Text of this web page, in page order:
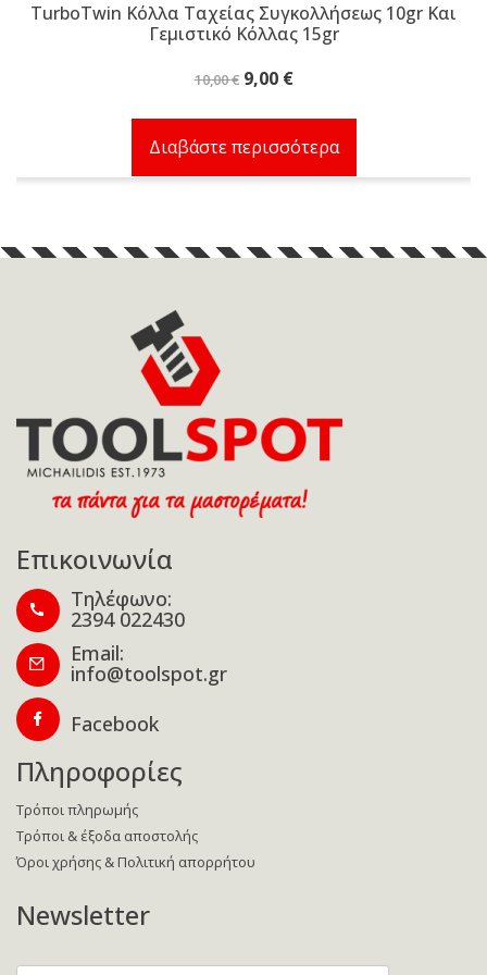
TurboTwin Κόλλα Ταχείας Συγκολλήσεως 10gr Και
Γεμιστικό Κόλλας 15gr
10,00€ Original
10,00 €.
9,00 €Η
είναι:
9,00 €.
Διαβάστε περισσότερα
Επικοινωνία
Τηλέφωνο:
2394 022430
Email:
info@toolspot.gr
Facebook
Πληροφορίες
Τρόποι πληρωμής
Τρόποι & έξοδα αποστολής
Όροι χρήσης & Πολιτική απορρήτου
Newsletter